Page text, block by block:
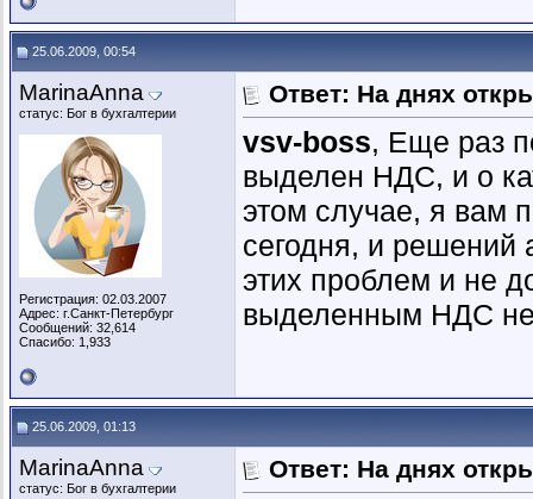
25.06.2009, 00:54
MarinaAnna
статус: Бог в бухгалтерии
Регистрация: 02.03.2007
Адрес: г.Санкт-Петербург
Сообщений: 32,614
Спасибо: 1,933
Ответ: На днях
vsv-boss, Еще раз
выделен НДС, и о
этом случае, я вам
сегодня, и решений
этих проблем и не
выделенным НДС не
25.06.2009, 01:13
MarinaAnna
статус: Бог в бухгалтерии
Ответ: На днях